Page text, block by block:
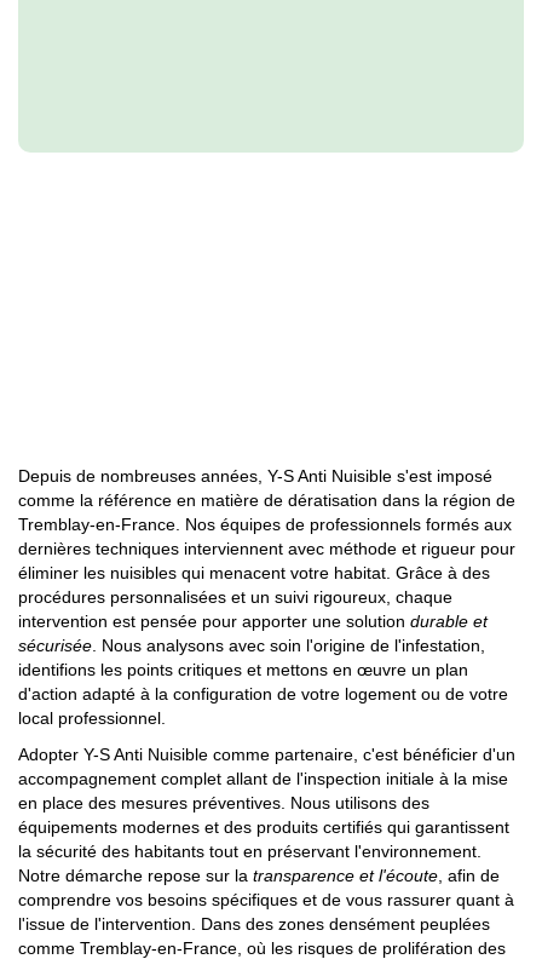
Depuis de nombreuses années, Y-S Anti Nuisible s'est imposé
comme la référence en matière de dératisation dans la région de
Tremblay-en-France. Nos équipes de professionnels formés aux
dernières techniques interviennent avec méthode et rigueur pour
éliminer les nuisibles qui menacent votre habitat. Grâce à des
procédures personnalisées et un suivi rigoureux, chaque
intervention est pensée pour apporter une solution durable et
sécurisée . Nous analysons avec soin l'origine de l'infestation,
identifions les points critiques et mettons en œuvre un plan
d'action adapté à la configuration de votre logement ou de votre
local professionnel.
Adopter Y-S Anti Nuisible comme partenaire, c'est bénéficier d'un
accompagnement complet allant de l'inspection initiale à la mise
en place des mesures préventives. Nous utilisons des
équipements modernes et des produits certifiés qui garantissent
la sécurité des habitants tout en préservant l'environnement.
Notre démarche repose sur la transparence et l'écoute , afin de
comprendre vos besoins spécifiques et de vous rassurer quant à
l'issue de l'intervention. Dans des zones densément peuplées
comme Tremblay-en-France, où les risques de prolifération des